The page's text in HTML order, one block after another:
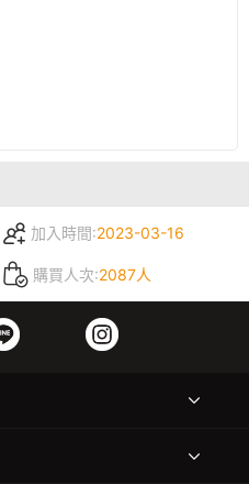
加入時間:2023-03-16
購買人次:2087人